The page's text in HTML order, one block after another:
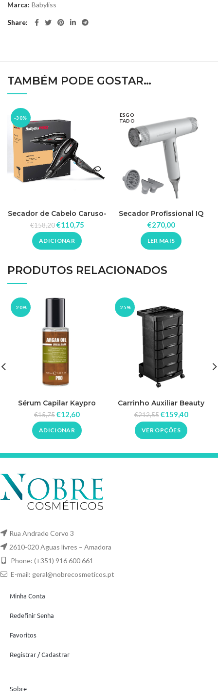
Marca: Babyliss
Share
TAMBÉM PODE GOSTAR…
-30%
Secador de Cabelo Caruso-
HQ 2400W Babyliss Pro
€158,20 €110,75
ADICIONAR
ESGO
TADO
Secador Profissional IQ
Perfetto 2000W_Gama
€270,00
LER MAIS
PRODUTOS RELACIONADOS
-20%
Sérum Capilar Kaypro
Argan
€15,75€12,60
ADICIONAR
-25%
Carrinho Auxiliar Beauty
Care Dompel
€212,55 €159,40
VER OPÇÕES
Rua Andrade Corvo 3
2610-020 Aguas livres – Amadora
Phone: (+351) 916 600 661
E-mail: geral@nobrecosmeticos.pt
Minha Conta
Redefinir Senha
Favoritos
Registrar / Cadastrar
Sobre